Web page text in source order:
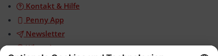
Kontakt & Hilfe
Penny App
Newsletter
WhatsApp